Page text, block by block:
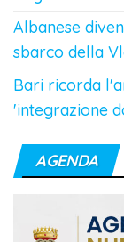
Albanese
sbarco della
Bari ricorda
'integrazione
AGENDA